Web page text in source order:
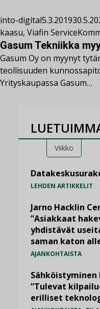
into-digital5.3.2019
kaasu, Viafin Service
Gasum Tekniikka
Gasum Oy on myynyt
teollisuuden
Yrityskaupassa Gasum…
Viikko
LEHDEN ARTIKKELIT
Jarno Hacklin
”Asiakkaat
yhdistävät
saman katon
AJANKOHTAISTA
”Tulevat
erilliset